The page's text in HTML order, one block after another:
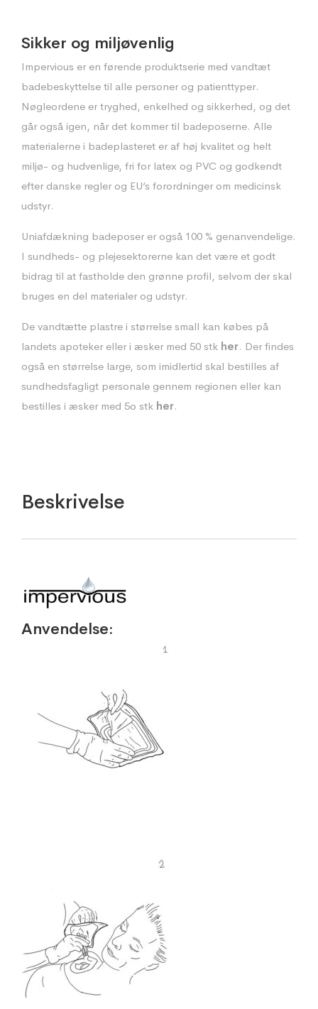
Sikker og miljøvenlig
Impervious er en førende produktserie med vandtæt
badebeskyttelse til alle personer og patienttyper.
Nøgleordene er tryghed, enkelhed og sikkerhed, og det
går også igen, når det kommer til badeposerne. Alle
materialerne i badeplasteret er af høj kvalitet og helt
miljø- og hudvenlige, fri for latex og PVC og godkendt
efter danske regler og EU’s forordninger om medicinsk
udstyr.
Uniafdækning badeposer er også 100 % genanvendelige.
I sundheds- og plejesektorerne kan det være et godt
bidrag til at fastholde den grønne profil, selvom der skal
bruges en del materialer og udstyr.
De vandtætte plastre i størrelse small kan købes på
landets apoteker eller i æsker med 50 stk her. Der findes
også en størrelse large, som imidlertid skal bestilles af
sundhedsfagligt personale gennem regionen eller kan
bestilles i æsker med 5o stk her.
Beskrivelse
Anvendelse: